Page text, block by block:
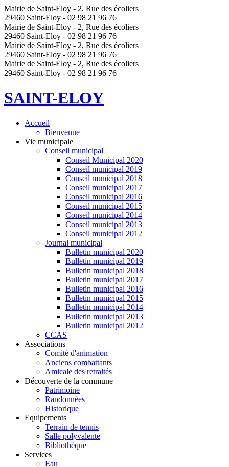
Mairie de Saint-Eloy - 2, Rue des écoliers
29460 Saint-Eloy - 02 98 21 96 76
Mairie de Saint-Eloy - 2, Rue des écoliers
29460 Saint-Eloy - 02 98 21 96 76
Mairie de Saint-Eloy - 2, Rue des écoliers
29460 Saint-Eloy - 02 98 21 96 76
Mairie de Saint-Eloy - 2, Rue des écoliers
29460 Saint-Eloy - 02 98 21 96 76
SAINT-ELOY
Accueil
Bienvenue
Vie municipale
Conseil municipal
Conseil Municipal 2020
Conseil municipal 2019
Conseil municipal 2018
Conseil municipal 2017
Conseil municipal 2016
Conseil municipal 2015
Conseil municipal 2014
Conseil municipal 2013
Conseil municipal 2012
Journal municipal
Bulletin municipal 2020
Bulletin municipal 2019
Bulletin municipal 2018
Bulletin municipal 2017
Bulletin municipal 2016
Bulletin municipal 2015
Bulletin municipal 2014
Bulletin municipal 2013
Bulletin municipal 2012
CCAS
Associations
Comité d'animation
Anciens combattants
Amicale des retraités
Découverte de la commune
Patrimoine
Randonnées
Historique
Equipements
Terrain de tennis
Salle polyvalente
Bibliothèque
Services
Eau